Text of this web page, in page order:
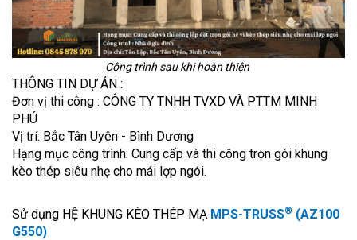
Công trình sau khi hoàn thiện
THÔNG TIN DỰ ÁN :
Đơn vị thi công : CÔNG TY TNHH TVXD VÀ PTTM MINH
PHÚ
Vị trí: Bắc Tân Uyên - Bình Dương
Hạng mục công trình: Cung cấp và thi công trọn gói khung
kèo thép siêu nhẹ cho mái lợp ngói.
Sử dụng HỆ KHUNG KÈO THÉP MẠ MPS-TRUSS® (AZ100
G550)